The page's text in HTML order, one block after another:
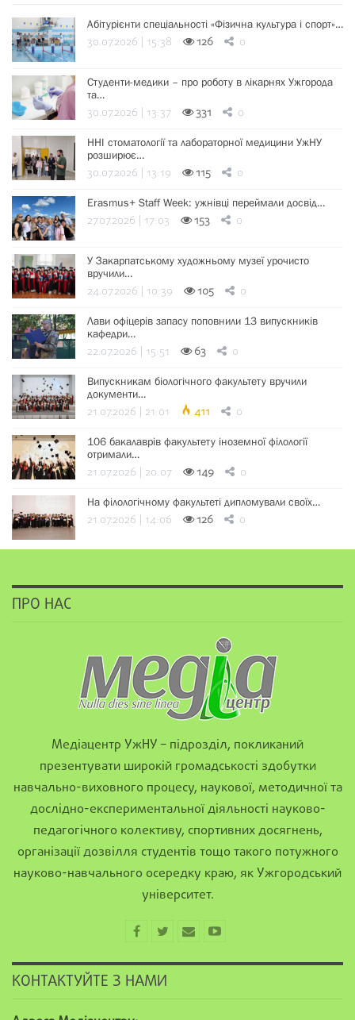
Абітурієнти спеціальності «Фізична культура і спорт»…
30.07.2026 | 15:38 126 0
Студенти-медики – про роботу в лікарнях Ужгорода
та…
30.07.2026 | 13:37 331 0
ННІ стоматології та лабораторної медицини УжНУ
розширює…
30.07.2026 | 13:19 115 0
Erasmus+ Staff Week: ужнівці переймали досвід…
27.07.2026 | 17:03 153 0
У Закарпатському художньому музеї урочисто
вручили…
24.07.2026 | 10:39 105 0
Лави офіцерів запасу поповнили 13 випускників
кафедри…
22.07.2026 | 15:51 63 0
Випускникам біологічного факультету вручили
документи…
21.07.2026 | 21:01 411 0
106 бакалаврів факультету іноземної філології
отримали…
21.07.2026 | 20:07 149 0
На філологічному факультеті дипломували своїх…
21.07.2026 | 14:06 126 0
ПРО НАС
Медіацентр УжНУ – підрозділ, покликаний
презентувати широкій громадськості здобутки
навчально-виховного процесу, наукової, методичної та
дослідно-експериментальної діяльності науково-
педагогічного колективу, спортивних досягнень,
організації дозвілля студентів тощо такого потужного
науково-навчального осередку краю, як Ужгородський
університет.
КОНТАКТУЙТЕ З НАМИ